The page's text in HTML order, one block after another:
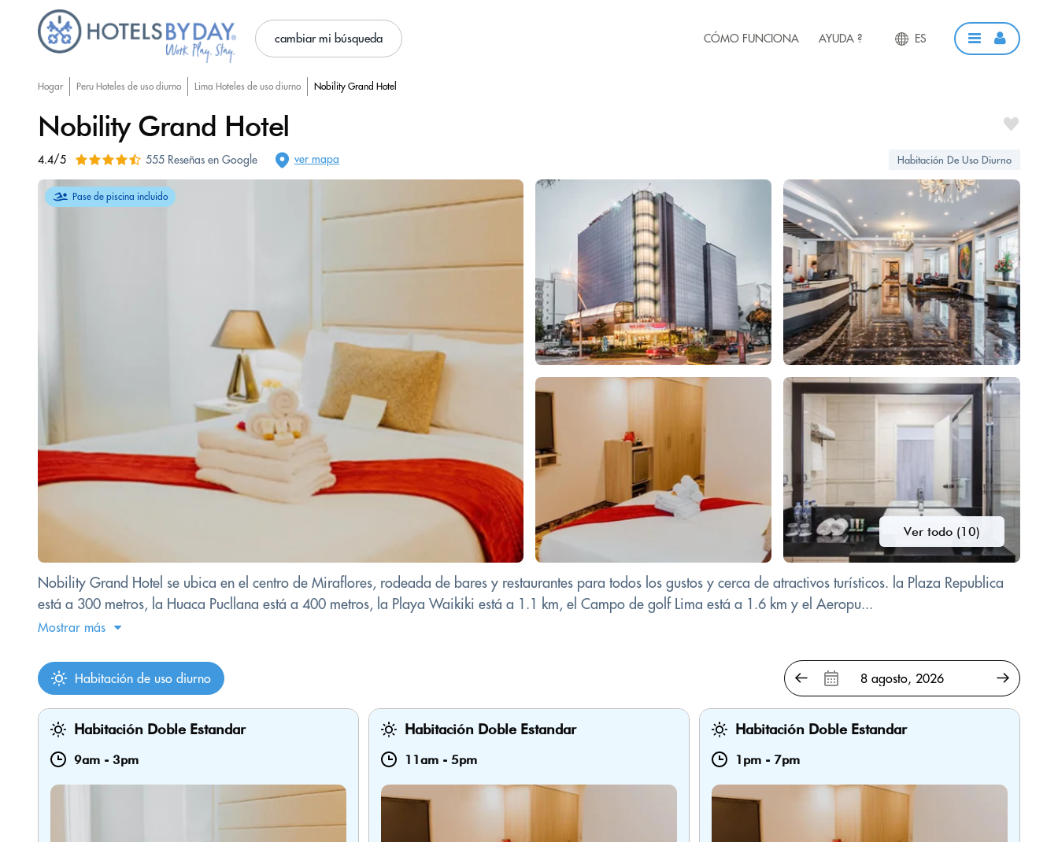
cambiar mi búsqueda CÓMO FUNCIONA AYUDA ? ES
Hogar Peru Hoteles de uso diurno Lima Hoteles de uso diurno Nobility Grand Hotel
Nobility Grand Hotel
4.4/5 555 Reseñas en Google ver mapa Habitación De Uso Diurno
Ver todo (10)
Pase de piscina incluido
Nobility Grand Hotel se ubica en el centro de Miraflores, rodeada de bares y restaurantes para todos los gustos y cerca de atractivos turísticos. la Plaza Republica
está a 300 metros, la Huaca Pucllana está a 400 metros, la Playa Waikiki está a 1.1 km, el Campo de golf Lima está a 1.6 km y el Aeropu...
Mostrar más
Habitación de uso diurno
Habitación Doble Estandar
9am - 3pm
Habitación Doble Estandar
11am - 5pm
Habitación Doble Estandar
1pm - 7pm